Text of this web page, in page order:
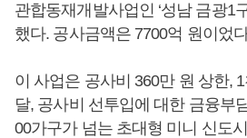
관합동재개발사업인 ‘성남 금광1
했다. 공사금액은 7700억 원이었
이 사업은 공사비 360만 원 상한,
달, 공사비 선투입에 대한 금융부
00가구가 넘는 초대형 미니 신도